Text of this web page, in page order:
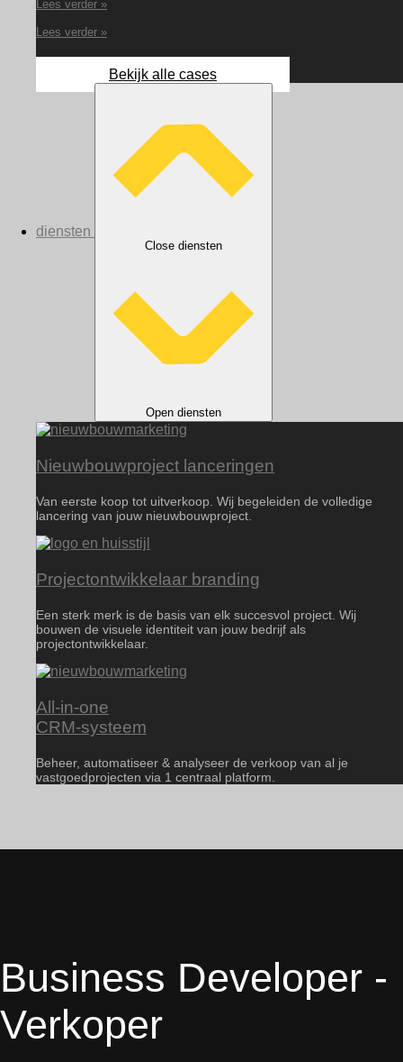
Lees verder »
Lees verder »
Bekijk alle cases
diensten
Close diensten
Open diensten
Nieuwbouwproject lanceringen
Van eerste koop tot uitverkoop. Wij begeleiden de volledige
lancering van jouw nieuwbouwproject.
Projectontwikkelaar branding
Een sterk merk is de basis van elk succesvol project. Wij
bouwen de visuele identiteit van jouw bedrijf als
projectontwikkelaar.
All-in-one
CRM-systeem
Beheer, automatiseer & analyseer de verkoop van al je
vastgoedprojecten via 1 centraal platform.
Business Developer -
Verkoper